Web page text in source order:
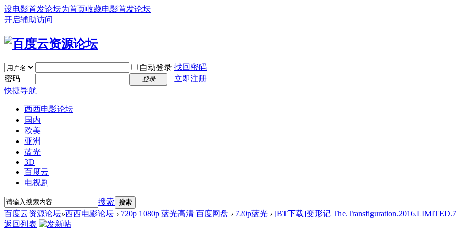
设电影首发论坛为首页收藏电影首发论坛
开启辅助访问
自动登录 找回密码
密码
登录
立即注册
快捷导航
西西电影论坛
国内
欧美
亚洲
蓝光
3D
百度云
电视剧
搜索 搜索
百度云资源论坛»西西电影论坛 › 720p 1080p 蓝光高清 百度网盘 › 720p蓝光 › [BT下载]变形记
返回列表